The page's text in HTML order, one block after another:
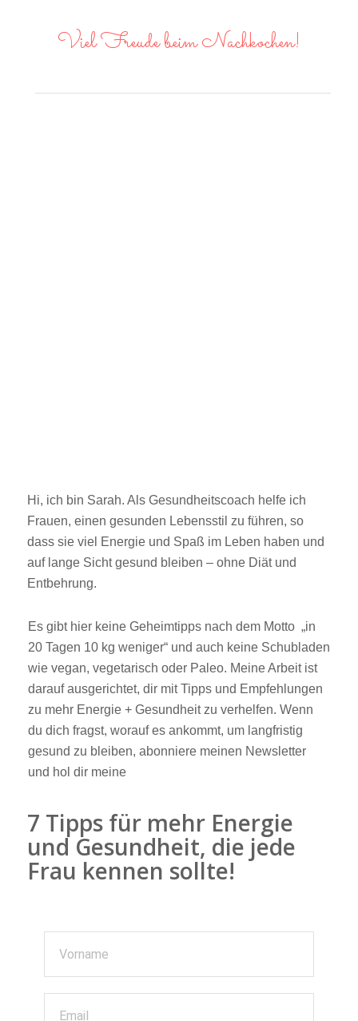
Viel Freude beim Nachkochen!
Hi, ich bin Sarah. Als Gesundheitscoach helfe ich
Frauen, einen gesunden Lebensstil zu führen, so
dass sie viel Energie und Spaß im Leben haben und
auf lange Sicht gesund bleiben – ohne Diät und
Entbehrung.
Es gibt hier keine Geheimtipps nach dem Motto „in
20 Tagen 10 kg weniger“ und auch keine Schubladen
wie vegan, vegetarisch oder Paleo. Meine Arbeit ist
darauf ausgerichtet, dir mit Tipps und Empfehlungen
zu mehr Energie + Gesundheit zu verhelfen. Wenn
du dich fragst, worauf es ankommt, um langfristig
gesund zu bleiben, abonniere meinen Newsletter
und hol dir meine
7 Tipps für mehr Energie
und Gesundheit, die jede
Frau kennen sollte!